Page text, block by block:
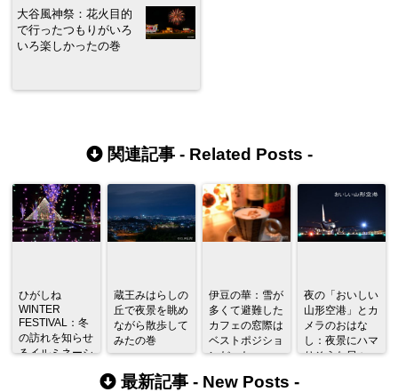
大谷風神祭：花火目的
で行ったつもりがいろ
いろ楽しかったの巻
関連記事 - Related Posts -
ひがしね
WINTER
FESTIVAL：冬
の訪れを知らせ
るイルミネーシ
蔵王みはらしの
丘で夜景を眺め
ながら散歩して
みたの巻
伊豆の華：雪が
多くて避難した
カフェの窓際は
ベストポジショ
ンだった
夜の「おいしい
山形空港」とカ
メラのおはな
し：夜景にハマ
りそうな日々
最新記事 - New Posts -